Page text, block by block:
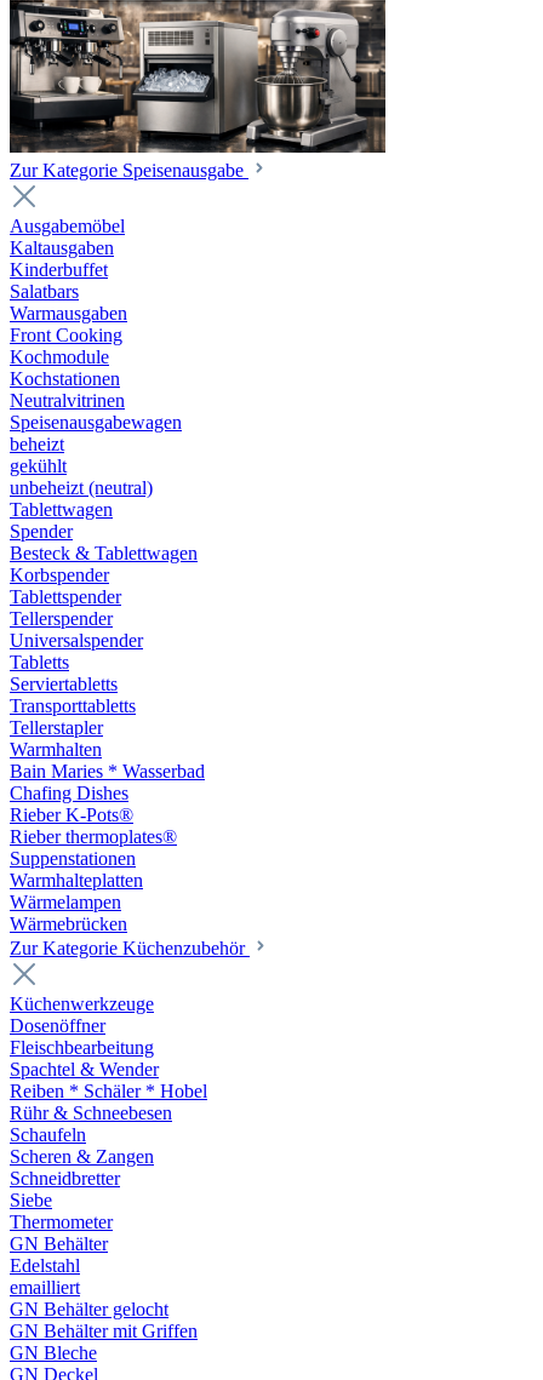
Zur Kategorie Speisenausgabe
Ausgabemöbel
Kaltausgaben
Kinderbuffet
Salatbars
Warmausgaben
Front Cooking
Kochmodule
Kochstationen
Neutralvitrinen
Speisenausgabewagen
beheizt
gekühlt
unbeheizt (neutral)
Tablettwagen
Spender
Besteck & Tablettwagen
Korbspender
Tablettspender
Tellerspender
Universalspender
Tabletts
Serviertabletts
Transporttabletts
Tellerstapler
Warmhalten
Bain Maries * Wasserbad
Chafing Dishes
Rieber K-Pots®
Rieber thermoplates®
Suppenstationen
Warmhalteplatten
Wärmelampen
Wärmebrücken
Zur Kategorie Küchenzubehör
Küchenwerkzeuge
Dosenöffner
Fleischbearbeitung
Spachtel & Wender
Reiben * Schäler * Hobel
Rühr & Schneebesen
Schaufeln
Scheren & Zangen
Schneidbretter
Siebe
Thermometer
GN Behälter
Edelstahl
emailliert
GN Behälter gelocht
GN Behälter mit Griffen
GN Bleche
GN Deckel